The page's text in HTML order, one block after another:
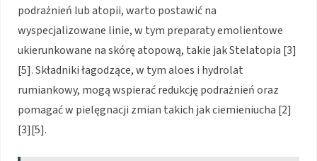
podrażnień lub atopii, warto postawić na
wyspecjalizowane linie, w tym preparaty emolientowe
ukierunkowane na skórę atopową, takie jak Stelatopia [3]
[5]. Składniki łagodzące, w tym aloes i hydrolat
rumiankowy, mogą wspierać redukcję podrażnień oraz
pomagać w pielęgnacji zmian takich jak ciemieniucha [2]
[3][5].